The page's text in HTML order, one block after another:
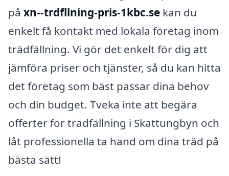
på xn--trdfllning-pris-1kbc.se kan du
enkelt få kontakt med lokala företag inom
trädfällning. Vi gör det enkelt för dig att
jämföra priser och tjänster, så du kan hitta
det företag som bäst passar dina behov
och din budget. Tveka inte att begära
offerter för trädfällning i Skattungbyn och
låt professionella ta hand om dina träd på
bästa sätt!